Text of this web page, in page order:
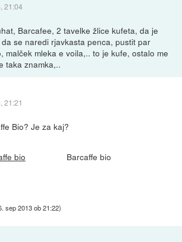
21:04
Barcafee, 2 tavelke žlice kufeta, da je
se naredi rjavkasta penca, pustit par
malček mleka e voila,.. to je kufe, ostalo me
taka znamka,..
21:21
Bio? Je za kaj?
Barcaffe bio
sep 2013 ob 21:22)